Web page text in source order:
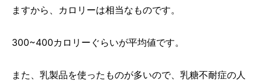
ますから、カロリーは相当なものです。
300~400カロリーぐらいが平均値です。
また、乳製品を使ったものが多いので、乳糖不耐症の人